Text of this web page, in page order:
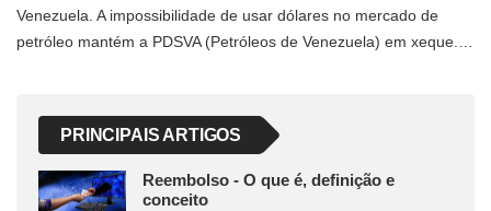
Venezuela. A impossibilidade de usar dólares no mercado de
petróleo mantém a PDSVA (Petróleos de Venezuela) em xeque.…
PRINCIPAIS ARTIGOS
Reembolso - O que é, definição e
conceito